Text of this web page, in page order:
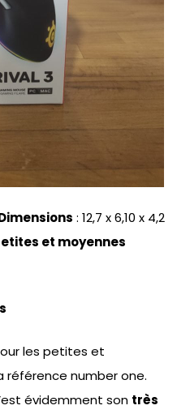
: 12,7 x 6,10 x 4,2
et moyennes
les petites et
référence number one.
évidemment son très